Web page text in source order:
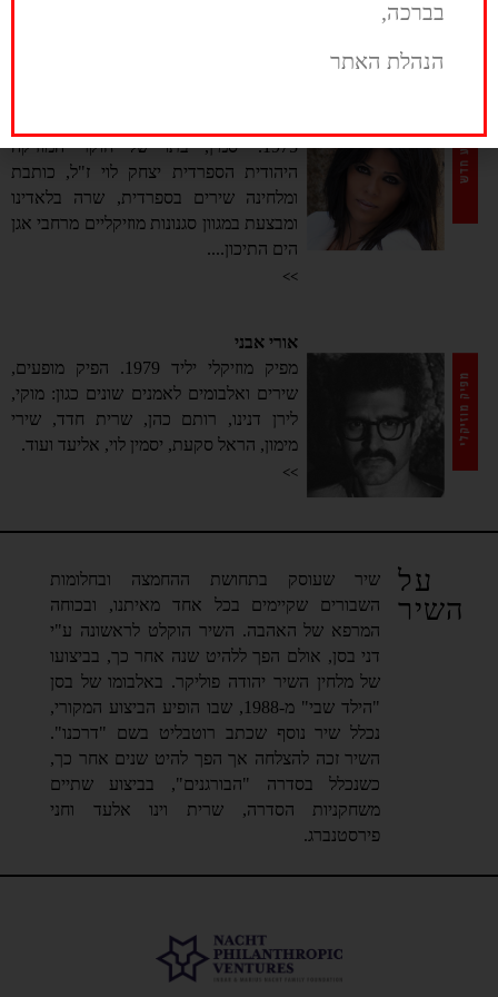
1975. יסמין, בתו של חוקר המוזיקה
היהודית הספרדית יצחק לוי ז"ל, כותבת
ומלחינה שירים בספרדית, שרה בלאדינו
ומבצעת במגוון סגנונות מוזיקליים מרחבי אגן
הים התיכון....
>>
אורי אבני
מפיק מוזיקלי יליד 1979. הפיק מופעים,
שירים ואלבומים לאמנים שונים כגון: מוקי,
לירן דנינו, רותם כהן, שרית חדד, שירי
מימון, הראל סקעת, יסמין לוי, אליעד ועוד.
>>
על
השיר
שיר שעוסק בתחושת ההחמצה ובחלומות
השבורים שקיימים בכל אחד מאיתנו, ובכוחה
המרפא של האהבה. השיר הוקלט לראשונה ע"י
דני בסן, אולם הפך ללהיט שנה אחר כך, בביצועו
של מלחין השיר יהודה פוליקר. באלבומו של בסן
"הילד שבי" מ-1988, שבו הופיע הביצוע המקורי,
נכלל שיר נוסף שכתב רוטבליט בשם "דרכנו".
השיר זכה להצלחה אך הפך להיט שנים אחר כך,
כשנכלל בסדרה "הבורגנים", בביצוע שתיים
משחקניות הסדרה, שרית וינו אלעד וחני
פירסטנברג.
בברכה,
הנהלת האתר